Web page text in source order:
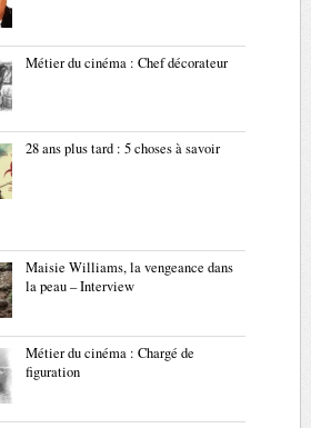
Métier du cinéma : Chef décorateur
28 ans plus tard : 5 choses à savoir
Maisie Williams, la vengeance dans
la peau – Interview
Métier du cinéma : Chargé de
figuration